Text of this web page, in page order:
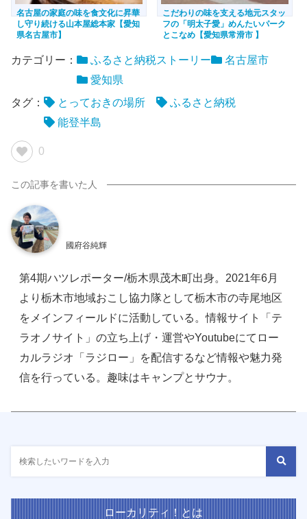
名古屋の家庭の味を食文化に昇華
し守り続ける山本屋総本家【愛知
県名古屋市】
こだわりの味を支える地元スタッ
フの「明太子愛」めんたいパーク
とこなめ【愛知県常滑市 】
カテゴリー： ふるさと納税ストーリー
名古屋市
愛知県
タグ：
とっておきの場所
ふるさと納税
能登半島
0
國府谷純輝
第4期ハツレポーター/栃木県茂木町出身。2021年6月
より栃木市地域おこし協力隊として栃木市の寺尾地区
をメインフィールドに活動している。情報サイト「テ
ラオノサイト」の立ち上げ・運営やYoutubeにてロー
カルラジオ「ラジロー」を配信するなど情報や魅力発
信を行っている。趣味はキャンプとサウナ。
ローカリティ！とは